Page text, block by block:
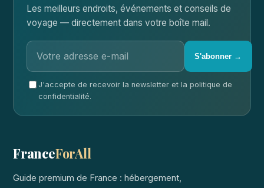
Les meilleurs endroits, événements et conseils de
voyage — directement dans votre boîte mail.
S'abonner →
J'accepte de recevoir la newsletter et la politique de
confidentialité.
FranceForAll
Guide premium de France : hébergement,